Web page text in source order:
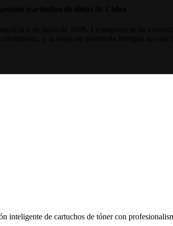
inteligente de cartuchos de tóner con